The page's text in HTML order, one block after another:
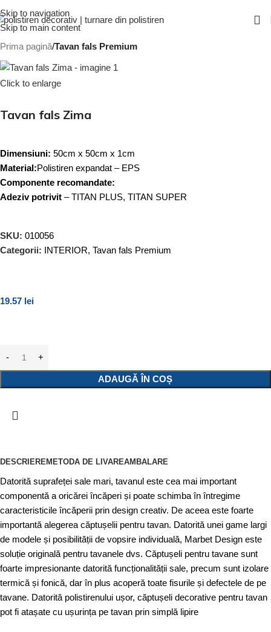
Skip to navigation
Skip to main content
Prima pagină Tavan fals Premium
Click to enlarge
Tavan fals Zima
Dimensiuni: 50cm x 50cm x 1cm
Material:Polistiren expandat – EPS
Componente recomandate:
Adeziv potrivit – TITAN PLUS, TITAN SUPER
SKU: 010056
Categorii: INTERIOR, Tavan fals Premium
19.57 lei
ADAUGĂ ÎN COȘ
DESCRIEREMETODA DE LIVAREAMBALARE
Datorită suprafeței sale mari, tavanul este cea mai important
componentă a oricărei încăperi și poate schimba în întregime
caracteristicile încăperii prin design creativ. De aceea este foarte
importantă alegerea căptușelii pentru tavan. Datorită unei game largi
de modele și posibilității de vopsire individuală, Marbet Design este
soluție originală pentru tavanele dvs. Căptușeli pentru tavane sunt
foarte impresionante datorită funcționalității sale, precum sunt izolare
termică și fonică, dar în plus acoperă toate fisurile și defectele de pe
tavane. Datorită polistirenului ușor, căptușeli decorative pentru tavan
pot fi atașate cu ușurința pe tavan prin simplă lipire